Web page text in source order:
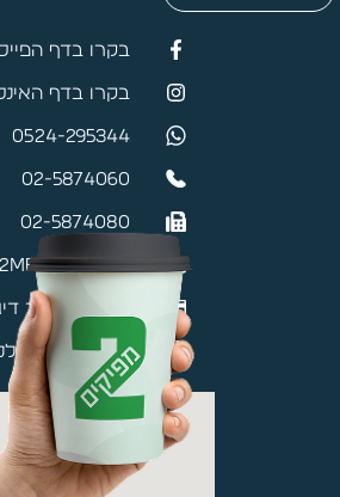
בקרו בדף
בקרו בדף
0524-295344
02-5874060
02-5874080
כרטיס ביקור
האפליקציה